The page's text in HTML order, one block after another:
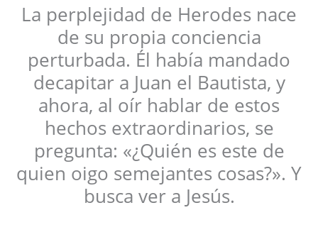
La perplejidad de Herodes nace
de su propia conciencia
perturbada. Él había mandado
decapitar a Juan el Bautista, y
ahora, al oír hablar de estos
hechos extraordinarios, se
pregunta: «¿Quién es este de
quien oigo semejantes cosas?». Y
busca ver a Jesús.